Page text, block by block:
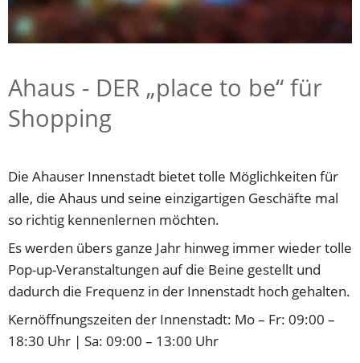
Ahaus - DER „place to be“ für
Shopping
Die Ahauser Innenstadt bietet tolle Möglichkeiten für
alle, die Ahaus und seine einzigartigen Geschäfte mal
so richtig kennenlernen möchten.
Es werden übers ganze Jahr hinweg immer wieder tolle
Pop-up-Veranstaltungen auf die Beine gestellt und
dadurch die Frequenz in der Innenstadt hoch gehalten.
Kernöffnungszeiten der Innenstadt: Mo – Fr: 09:00 –
18:30 Uhr | Sa: 09:00 – 13:00 Uhr